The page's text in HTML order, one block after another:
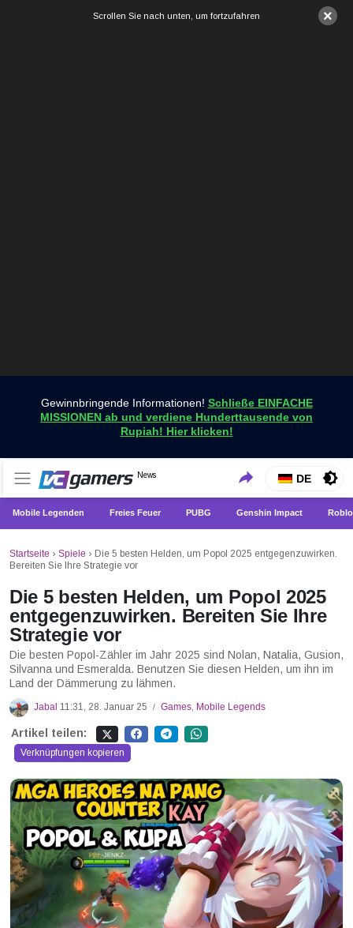
×
Scrollen Sie nach unten, um fortzufahren
Gewinnbringende Informationen! Schließe EINFACHE
MISSIONEN ab und verdiene Hunderttausende von
Rupiah! Hier klicken!
VCGamers-Neuigkeiten
News
Holen Sie sich die neuesten Spielnachrichten nur bei
VCGamers
DE
Mobile Legenden Freies Feuer PUBG Genshin Impact
Startseite › Spiele › Die 5 besten Helden, um Popol 2025 entgegenzuwirken.
Bereiten Sie Ihre Strategie vor
Die 5 besten Helden, um Popol 2025
entgegenzuwirken. Bereiten Sie Ihre
Strategie vor
Die besten Popol-Zähler im Jahr 2025 sind Nolan, Natalia, Gusion,
Silvanna und Esmeralda. Benutzen Sie diesen Helden, um ihn im
Land der Dämmerung zu lähmen.
Jabal 11:31, 28. Januar 25 / Games, Mobile Legends
Artikel teilen:
Verknüpfungen kopieren